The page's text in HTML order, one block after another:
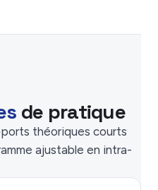
de pratique
théoriques courts
ajustable en intra-